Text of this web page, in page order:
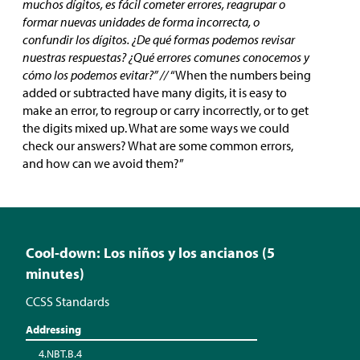
muchos dígitos, es fácil cometer errores, reagrupar o
formar nuevas unidades de forma incorrecta, o
confundir los dígitos. ¿De qué formas podemos revisar
nuestras respuestas? ¿Qué errores comunes conocemos y
cómo los podemos evitar?” //“When the numbers being
added or subtracted have many digits, it is easy to
make an error, to regroup or carry incorrectly, or to get
the digits mixed up. What are some ways we could
check our answers? What are some common errors,
and how can we avoid them?”
Cool-down: Los niños y los ancianos (5
minutes)
CCSS Standards
Addressing
4.NBT.B.4